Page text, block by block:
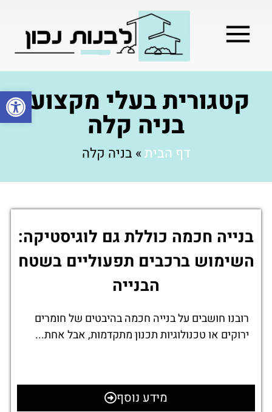
פתחקטגורית בעלי מקצוע:
בניה קלה
דף הבית» בניה קלה
בנייה חכמה כוללת גם לוגיסטיקה:
השימוש ברכבים תפעוליים בשטח
הבנייה
רובנו חושבים על בנייה חכמה בהיבטים של חומרים
ירוקים או טכנולוגיות תכנון מתקדמות, אבל אחת...
מידע נוסף